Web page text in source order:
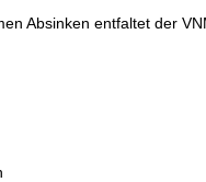
Absinken entfaltet der